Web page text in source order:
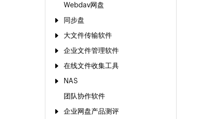
Webdav网盘
同步盘
大文件传输软件
企业文件管理软件
在线文件收集工具
NAS
团队协作软件
企业网盘产品测评